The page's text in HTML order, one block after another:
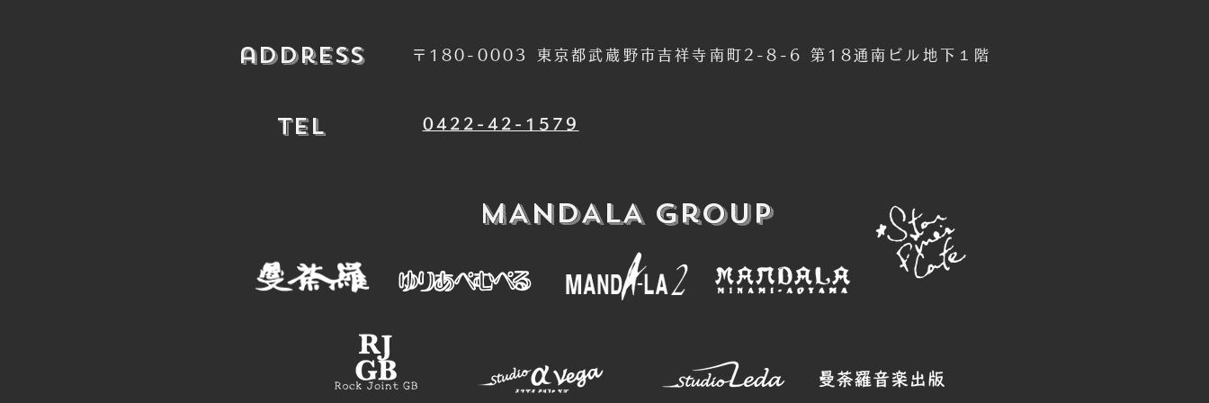
​address 〒180-0003 東京都武蔵野市吉祥寺南町2-8-6 第18通南ビル地下１階
​TEL ​0422-42-1579
​MANDALA Group